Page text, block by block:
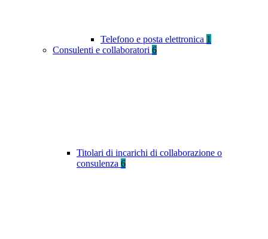
Telefono e posta elettronica 1
Consulenti e collaboratori 6
Titolari di incarichi di collaborazione o
consulenza 6